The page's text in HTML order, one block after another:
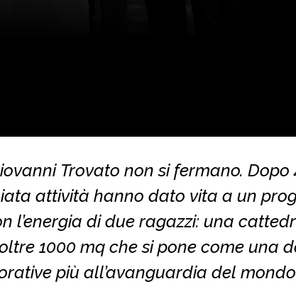
Trovato non si fermano. Dopo
attività hanno dato vita a un
l’energia di due ragazzi: una
1000 mq che si pone come una
più all’avanguardia del mondo